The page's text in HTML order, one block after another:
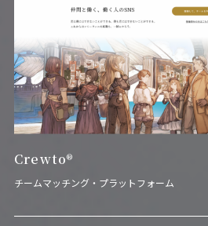
Crewto®
チームマッチング・プラットフォーム